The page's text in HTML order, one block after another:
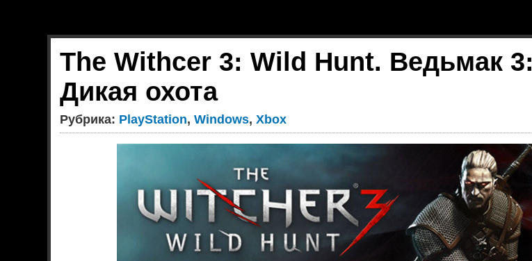
The Withcer 3: Wild Hunt. Ведьмак 3:
Дикая охота
Рубрика: PlayStation,Windows,Xbox